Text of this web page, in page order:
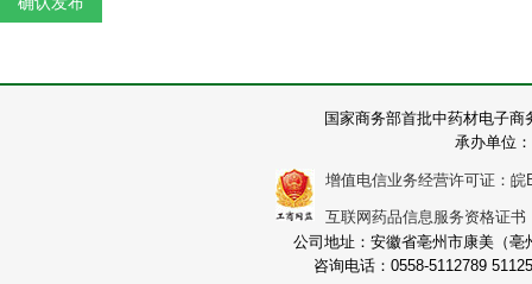
国家商务部首批中药材电子
承办单位
增值电信业务经营许可证：皖
互联网药品信息服务资格证
公司地址：安徽省亳州市康美（
咨询电话：0558-5112789